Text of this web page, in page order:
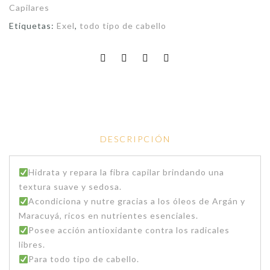
Capilares
Etiquetas: Exel, todo tipo de cabello
DESCRIPCIÓN
Hidrata y repara la fibra capilar brindando una
textura suave y sedosa.
Acondiciona y nutre gracias a los óleos de Argán y
Maracuyá, ricos en nutrientes esenciales.
Posee acción antioxidante contra los radicales
libres.
Para todo tipo de cabello.